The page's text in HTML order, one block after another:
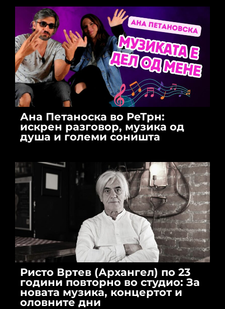
Ана Петаноска во РеТрн:
искрен разговор, музика од
душа и големи соништа
Ристо Вртев (Архангел) по 23
години повторно во студио: За
новата музика, концертот и
оловните дни